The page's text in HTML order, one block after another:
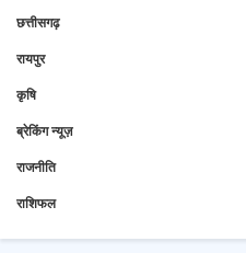
छत्तीसगढ़
रायपुर
कृषि
ब्रेकिंग न्यूज़
राजनीति
राशिफल